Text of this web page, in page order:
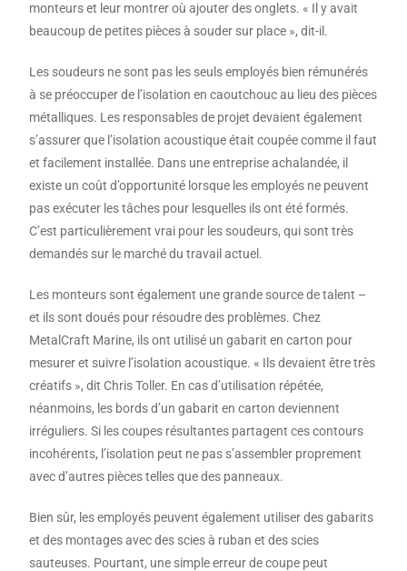
monteurs et leur montrer où ajouter des onglets. « Il y avait
beaucoup de petites pièces à souder sur place », dit-il.
Les soudeurs ne sont pas les seuls employés bien rémunérés
à se préoccuper de l’isolation en caoutchouc au lieu des pièces
métalliques. Les responsables de projet devaient également
s’assurer que l’isolation acoustique était coupée comme il faut
et facilement installée. Dans une entreprise achalandée, il
existe un coût d’opportunité lorsque les employés ne peuvent
pas exécuter les tâches pour lesquelles ils ont été formés.
C’est particulièrement vrai pour les soudeurs, qui sont très
demandés sur le marché du travail actuel.
Les monteurs sont également une grande source de talent –
et ils sont doués pour résoudre des problèmes. Chez
MetalCraft Marine, ils ont utilisé un gabarit en carton pour
mesurer et suivre l’isolation acoustique. « Ils devaient être très
créatifs », dit Chris Toller. En cas d’utilisation répétée,
néanmoins, les bords d’un gabarit en carton deviennent
irréguliers. Si les coupes résultantes partagent ces contours
incohérents, l’isolation peut ne pas s’assembler proprement
avec d’autres pièces telles que des panneaux.
Bien sûr, les employés peuvent également utiliser des gabarits
et des montages avec des scies à ruban et des scies
sauteuses. Pourtant, une simple erreur de coupe peut